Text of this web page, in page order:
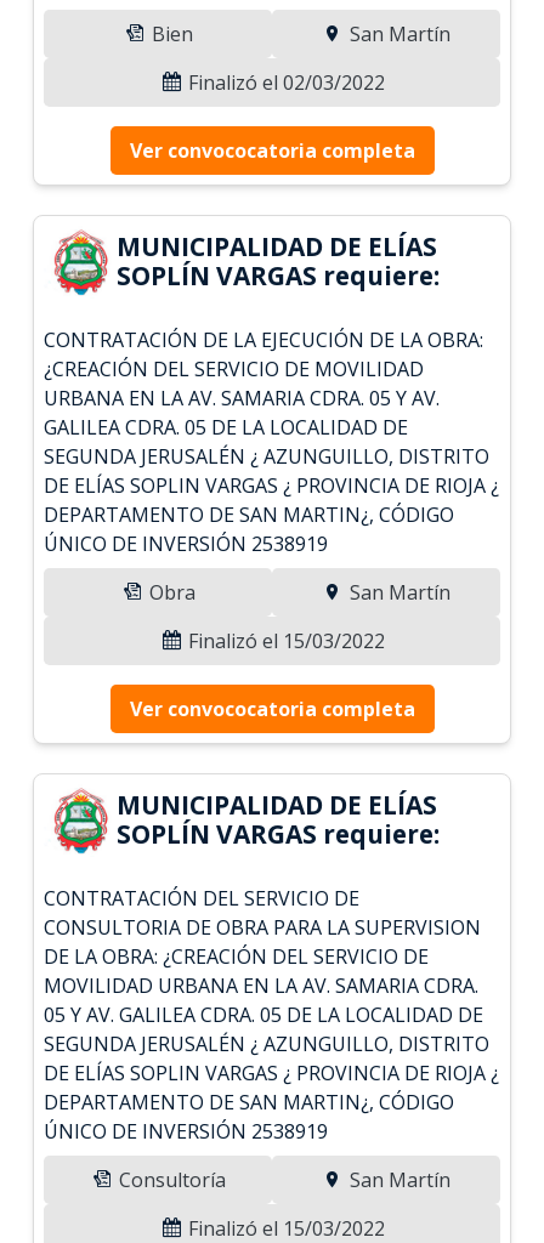
Bien
San Martín
Finalizó el 02/03/2022
Ver convococatoria completa
MUNICIPALIDAD DE ELÍAS
SOPLÍN VARGAS requiere:
CONTRATACIÓN DE LA EJECUCIÓN DE LA OBRA:
¿CREACIÓN DEL SERVICIO DE MOVILIDAD
URBANA EN LA AV. SAMARIA CDRA. 05 Y AV.
GALILEA CDRA. 05 DE LA LOCALIDAD DE
SEGUNDA JERUSALÉN ¿ AZUNGUILLO, DISTRITO
DE ELÍAS SOPLIN VARGAS ¿ PROVINCIA DE RIOJA ¿
DEPARTAMENTO DE SAN MARTIN¿, CÓDIGO
ÚNICO DE INVERSIÓN 2538919
Obra
San Martín
Finalizó el 15/03/2022
Ver convococatoria completa
MUNICIPALIDAD DE ELÍAS
SOPLÍN VARGAS requiere:
CONTRATACIÓN DEL SERVICIO DE
CONSULTORIA DE OBRA PARA LA SUPERVISION
DE LA OBRA: ¿CREACIÓN DEL SERVICIO DE
MOVILIDAD URBANA EN LA AV. SAMARIA CDRA.
05 Y AV. GALILEA CDRA. 05 DE LA LOCALIDAD DE
SEGUNDA JERUSALÉN ¿ AZUNGUILLO, DISTRITO
DE ELÍAS SOPLIN VARGAS ¿ PROVINCIA DE RIOJA ¿
DEPARTAMENTO DE SAN MARTIN¿, CÓDIGO
ÚNICO DE INVERSIÓN 2538919
Consultoría
San Martín
Finalizó el 15/03/2022